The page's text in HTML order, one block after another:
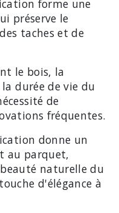
forme une
préserve le
taches et de
le bois, la
durée de vie du
de
fréquentes.
donne un
au parquet,
naturelle du
d'élégance à